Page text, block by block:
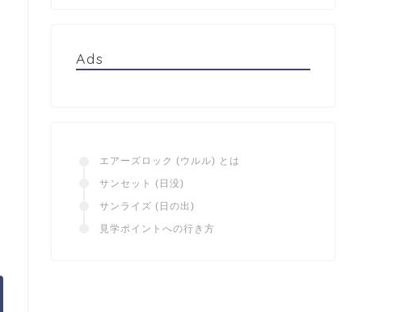
Ads
エアーズロック (ウルル) とは
サンセット (日没)
サンライズ (日の出)
見学ポイントへの行き方